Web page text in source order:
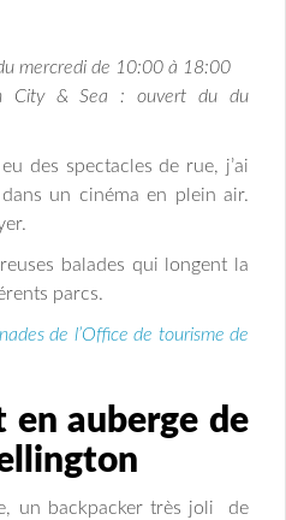
mercredi de 10:00 à 18:00
City & Sea : ouvert du du
des spectacles de rue, j’ai
un cinéma en plein air.
balades qui longent la
parcs.
de l’Office de tourisme de
en auberge de
un backpacker très joli de